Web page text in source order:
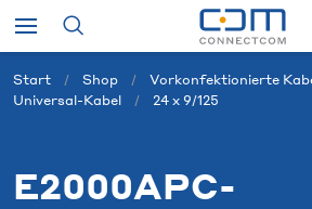
Start Shop
Vorkonfektionierte
Universal-Kabel
24 x 9/125
E2000APC-